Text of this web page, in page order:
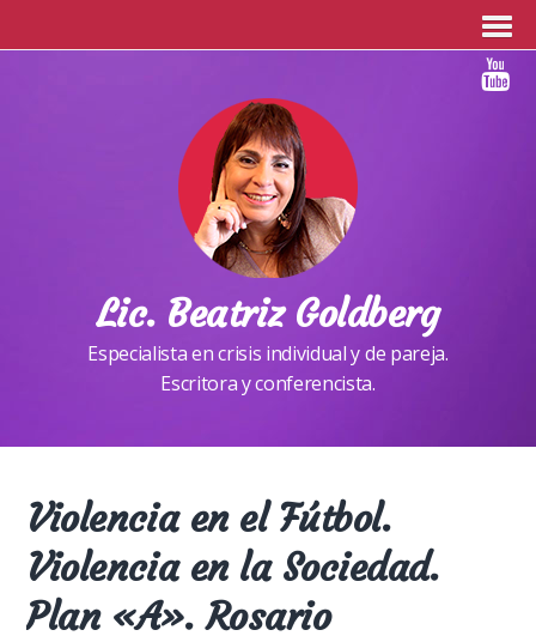
Lic. Beatriz Goldberg
Especialista en crisis individual y de pareja.
Escritora y conferencista.
Violencia en el Fútbol.
Violencia en la Sociedad.
Plan «A». Rosario